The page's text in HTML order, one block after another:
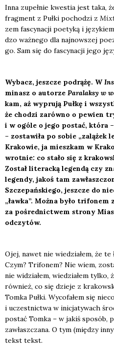
Inna zupeł­nie kwe­stia jest taka,
frag­ment z Puł­ki pocho­dzi z
zem fascy­na­cji poety­ką i
dzo waż­ne­go dla naj­now­szej
go. Sam się do fascy­na­cji jego
Wybacz, jesz­cze pod­rą­żę. W
mi­nasz o auto­rze Para­lak­sy w
kam, aż wypru­ją Puł­kę i
że cho­dzi zarów­no o pewien
i w ogó­le o jego postać, któ­ra
– zosta­wi­ła po sobie „zalą­żek
Kra­ko­wie, ja miesz­kam w
wrot­nie: co sta­ło się z
Został lite­rac­ką legen­dą czy
legen­dy, jakoś tam
Szcze­pań­skie­go, jesz­cze do
„ław­ka”. Moż­na było
za pośred­nic­twem stro­ny
odczy­tów.
Ojej, nawet nie wie­dzia­łem, że te
Czym? Tri­fo­nem? Nie wiem,
nie widzia­łem, wie­dzia­łem tyl­ko,
rów­nież, co się dzie­je z
Tom­ka Puł­ki. Wyco­fa­łem się
i uczest­nic­twa w ini­cja­ty­wach
postać Tom­ka – w jakiś spo­sób,
zawłasz­cza­na. O tym (mię­dzy
tekst tekst.